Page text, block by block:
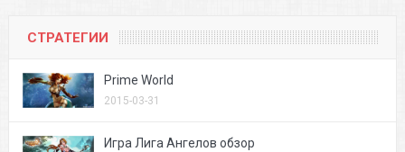
СТРАТЕГИИ
Prime World
2015-03-31
Игра Лига Ангелов обзор